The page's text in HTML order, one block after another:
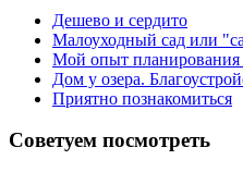
Дешево и сердито
Малоуходный сад или
Мой опыт планирования
Дом у озера.
Приятно познакомиться
Советуем посмотреть